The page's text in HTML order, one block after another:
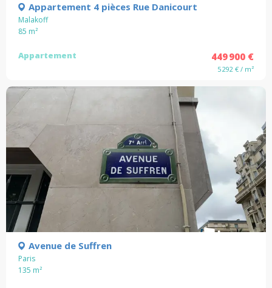
Appartement 4 pièces Rue Danicourt
Malakoff
85 m²
Appartement 449 900 €
5 292 € / m²
Avenue de Suffren
Paris
135 m²